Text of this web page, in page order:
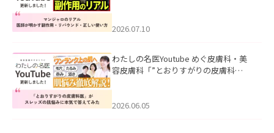
た。
2026.07.10
わたしの名医Youtube めぐ皮膚科・美
容皮膚科「”とおりすがりの皮膚科
2026.06.05